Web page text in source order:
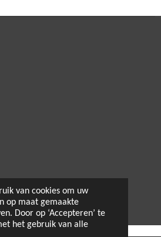
van cookies om uw
op maat gemaakte
Door op ‘Accepteren’ te
het gebruik van alle